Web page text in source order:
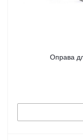
Оправа